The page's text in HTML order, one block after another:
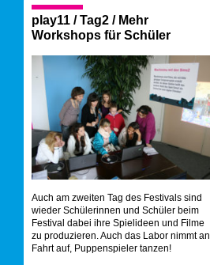
play11 / Tag2 / Mehr
Workshops für Schüler
Auch am zweiten Tag des Festivals sind
wieder Schülerinnen und Schüler beim
Festival dabei ihre Spielideen und Filme
zu produzieren. Auch das Labor nimmt an
Fahrt auf, Puppenspieler tanzen!